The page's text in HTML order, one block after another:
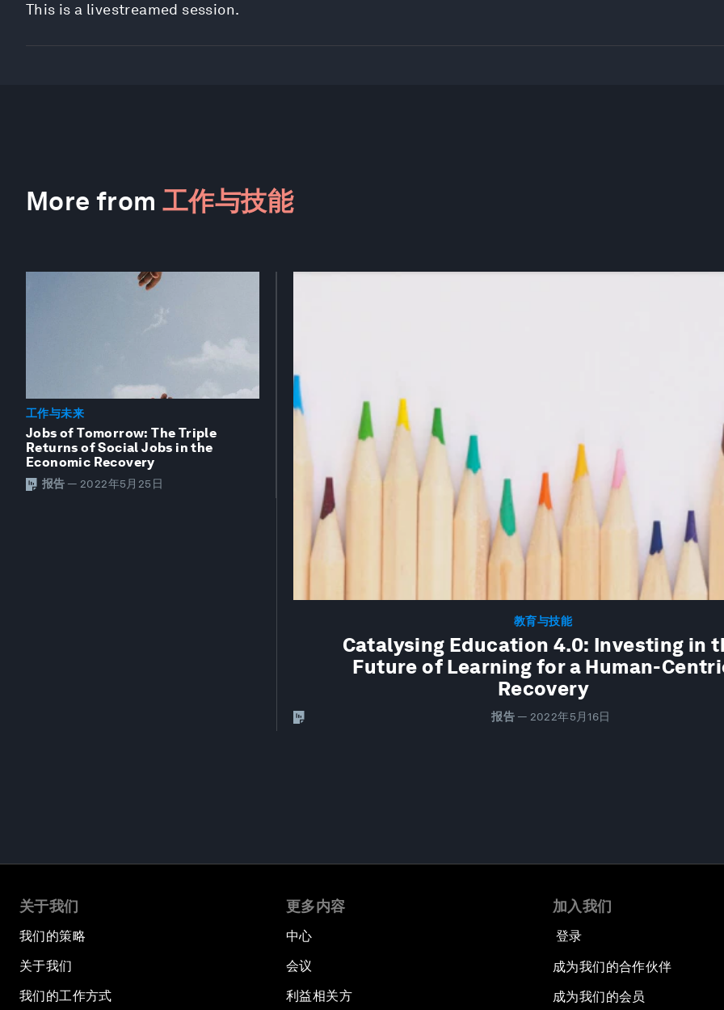
This is a livestreamed session.
More from 工作与技能
教育与技能
Catalysing Education 4.0: Investing in
Future of Learning for a Human-
Recovery
报告 — 2022年5月16日
工作与未来
Jobs of Tomorrow: The Triple
Returns of Social Jobs in the
Economic Recovery
报告 — 2022年5月25日
关于我们
我们的策略
关于我们
我们的工作方式
更多内容
中心
会议
利益相关方
加入我们
登录
成为我们的合作伙伴
成为我们的会员